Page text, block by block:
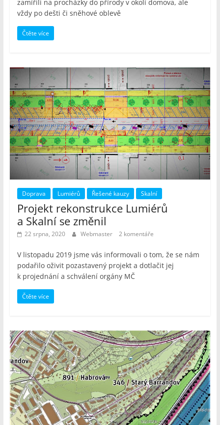
zamířili na procházky do přírody v okolí domova, ale
vždy po dešti či sněhové oblevě
Čtěte více
Doprava Lumiérů Řešené kauzy Skalní
Projekt rekonstrukce Lumiérů
a Skalní se změnil
22 srpna, 2020 Webmaster 2 komentáře
V listopadu 2019 jsme vás informovali o tom, že se nám
podařilo oživit pozastavený projekt a dotlačit jej
k projednání a schválení orgány MČ
Čtěte více